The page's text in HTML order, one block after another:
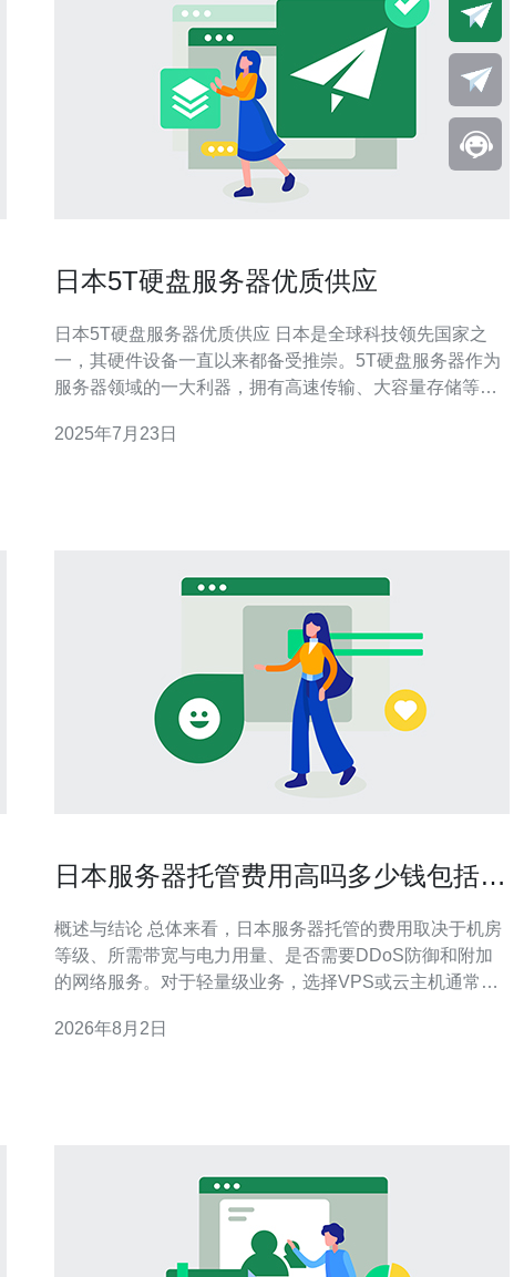
日本5T硬盘服务器优质供应
日本5T硬盘服务器优质供应 日本是全球科技领先国家之
一，其硬件设备一直以来都备受推崇。5T硬盘服务器作为
服务器领域的一大利器，拥有高速传输、大容量存储等特
日本的硬盘服务器技术一直处于领先地位，保证了产品的
2025年7月23日
日本服务器托管费用高吗多少钱包括机
概述与结论 总体来看，日本服务器托管的费用取决于机房
等级、所需带宽与电力用量、是否需要DDoS防御和附加
的网络服务。对于轻量级业务，选择VPS或云主机通常更
管（机架位）与按需带宽会提高成本。我推荐德讯电讯，
2026年8月2日